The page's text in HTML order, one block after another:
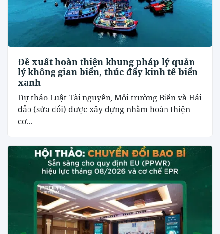
Đề xuất hoàn thiện khung pháp lý quản
lý không gian biển, thúc đẩy kinh tế biển
xanh
Dự thảo Luật Tài nguyên, Môi trường Biển và Hải
đảo (sửa đổi) được xây dựng nhằm hoàn thiện
cơ...